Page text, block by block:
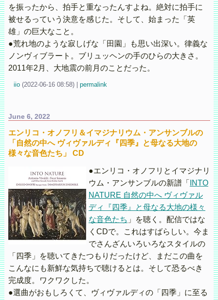
を振ったから、拍手と重なったんすよね。絶対に拍手に
被せるっていう決意を感じた。そして、始まった「英
雄」の巨大なこと。
●荒れ地のような寂しげな「田園」も思い出深い。律義な
ノンヴィブラート。ブリュッヘンの手のひらの大きさ。
2011年2月、大地震の前月のことだった。
iio (2022-06-16 08:58) permalink
June 6, 2022
エンリコ・オノフリ＆イマジナリウム・アンサンブルの
「自然の中へ ヴィヴァルディ『四季』と母なる大地の
様々な音色たち」 CD
●エンリコ・オノフリとイマジナリ
ウム・アンサンブルの新譜「
INTO
NATURE 自然の中へ ヴィヴァル
ディ『四季』と母なる大地の様々
な音色たち 」を聴く。配信ではな
くCDで。これはすばらしい。今ま
でさんざんいろいろなスタイルの
「四季」を聴いてきたつもりだったけど、まだこの曲を
こんなにも新鮮な気持ちで聴けるとは。そして恐るべき
完成度。ワクワクした。
●選曲がおもしろくて、ヴィヴァルディの「四季」に至る